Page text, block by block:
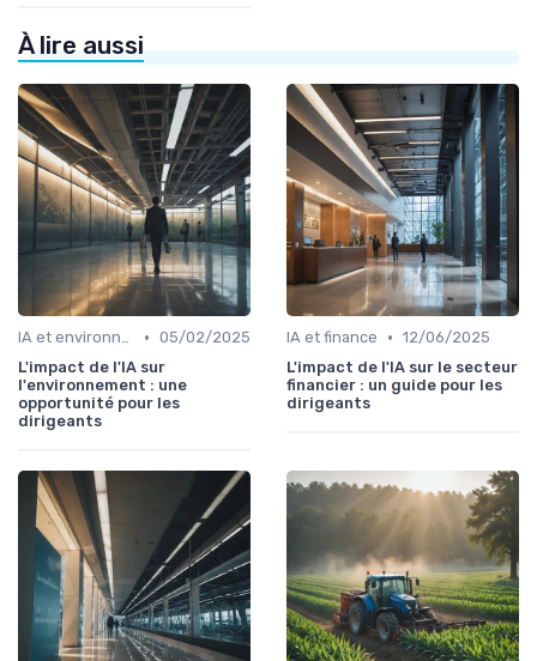
À lire aussi
IA et environnement • 05/02/2025
L'impact de l'IA sur
l'environnement : une
opportunité pour les
dirigeants
IA et finance • 12/06/2025
L'impact de l'IA sur le secteur
financier : un guide pour les
dirigeants